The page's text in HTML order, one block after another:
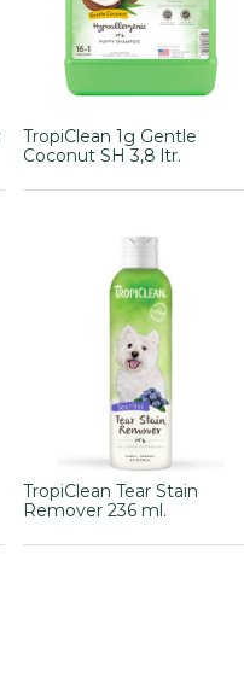
TropiClean 1g Gentle
Coconut SH 3,8 ltr.
TropiClean Tear Stain
Remover 236 ml.